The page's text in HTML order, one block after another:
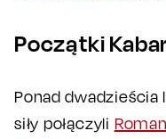
Początki
Ponad
siły połączyli